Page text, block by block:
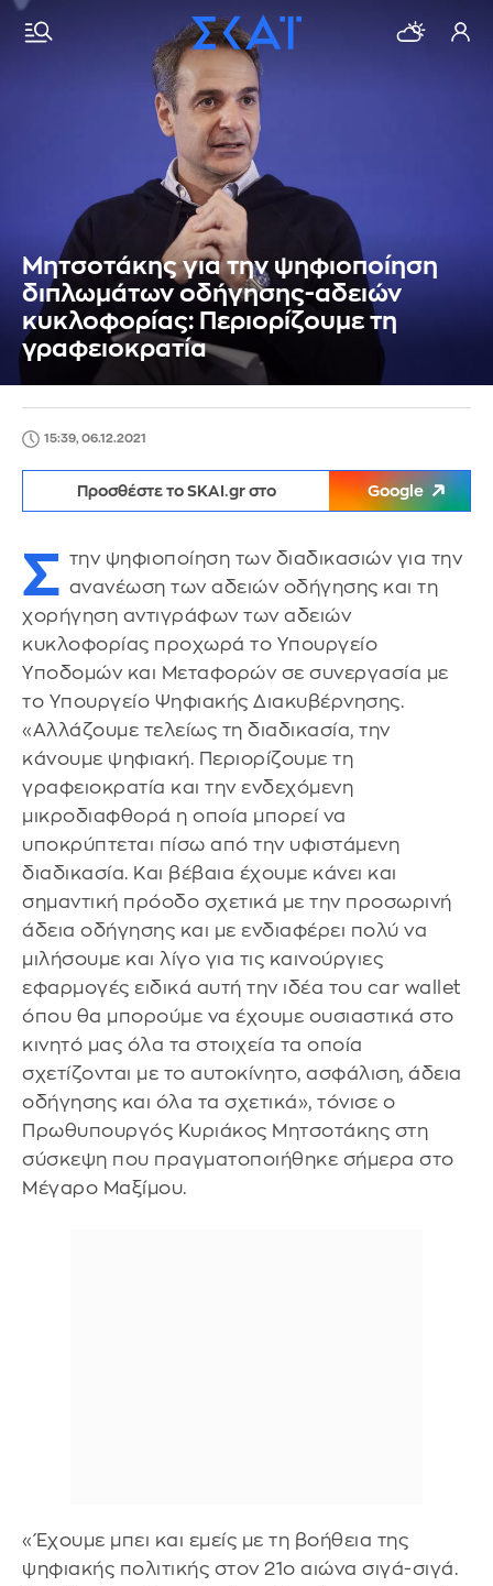
Μητσοτάκης για την ψηφιοποίηση
διπλωμάτων οδήγησης-αδειών
κυκλοφορίας: Περιορίζουμε τη
γραφειοκρατία
15:39, 06.12.2021
Προσθέστε το SKAI.gr στο Google
Σ την ψηφιοποίηση των διαδικασιών για την
ανανέωση των αδειών οδήγησης και τη
χορήγηση αντιγράφων των αδειών
κυκλοφορίας προχωρά το Υπουργείο
Υποδομών και Μεταφορών σε συνεργασία με
το Υπουργείο Ψηφιακής Διακυβέρνησης.
«Αλλάζουμε τελείως τη διαδικασία, την
κάνουμε ψηφιακή. Περιορίζουμε τη
γραφειοκρατία και την ενδεχόμενη
μικροδιαφθορά η οποία μπορεί να
υποκρύπτεται πίσω από την υφιστάμενη
διαδικασία. Και βέβαια έχουμε κάνει και
σημαντική πρόοδο σχετικά με την προσωρινή
άδεια οδήγησης και με ενδιαφέρει πολύ να
μιλήσουμε και λίγο για τις καινούργιες
εφαρμογές ειδικά αυτή την ιδέα του car wallet
όπου θα μπορούμε να έχουμε ουσιαστικά στο
κινητό μας όλα τα στοιχεία τα οποία
σχετίζονται με το αυτοκίνητο, ασφάλιση, άδεια
οδήγησης και όλα τα σχετικά», τόνισε ο
Πρωθυπουργός Κυριάκος Μητσοτάκης στη
σύσκεψη που πραγματοποιήθηκε σήμερα στο
Μέγαρο Μαξίμου.
«Έχουμε μπει και εμείς με τη βοήθεια της
ψηφιακής πολιτικής στον 21ο αιώνα σιγά-σιγά.